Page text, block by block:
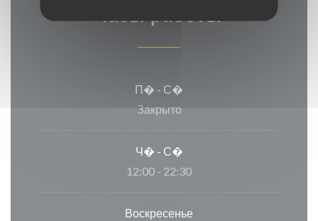
Часы работы
П� - С�
Закрыто
Ч� - С�
12:00 - 22:30
Воскресенье